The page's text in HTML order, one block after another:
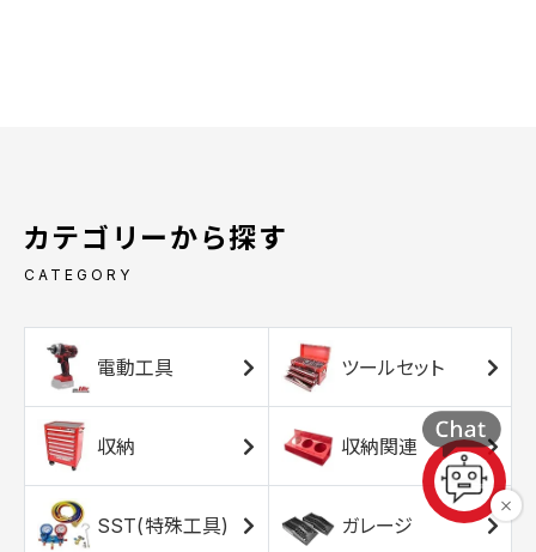
カテゴリーから探す
CATEGORY
電動工具 ツールセット
収納 収納関連
SST(特殊工具) ガレージ